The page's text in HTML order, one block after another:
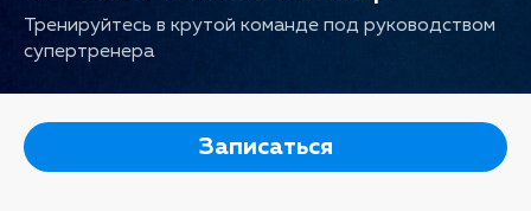
Тренируйтесь в крутой команде под руководством
супертренера
Записаться